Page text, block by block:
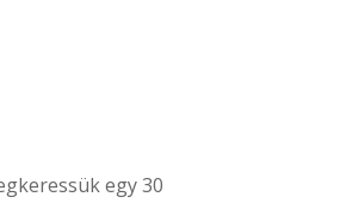
egy 30